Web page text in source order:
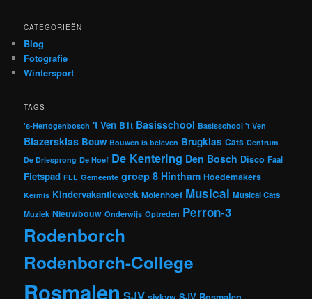
CATEGORIEËN
Blog
Fotografie
Wintersport
TAGS
's-Hertogenbosch 't Ven B1t Basisschool Basisschool 't Ven
Blazersklas Bouw Bouwen is beleven Brugklas Cats Centrum
De Driesprong De Hoef De Kentering Den Bosch Disco Faal
Fietspad FLL Gemeente groep 8 Hintham Hoedemakers
Kermis Kindervakantieweek Molenhoef Musical Musical Cats
Muziek Nieuwbouw Onderwijs Optreden Perron-3
Rodenborch
Rodenborch-College
Rosmalen